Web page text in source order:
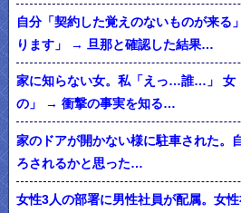
自分「契約した覚えのないものが来る
ります」 → 旦那と確認した結果…
家に知らない女。私「えっ…誰…」 女
の」 → 衝撃の事実を知る…
家のドアが開かない様に駐車された。
ろされるかと思った…
女性3人の部署に男性社員が配属。女